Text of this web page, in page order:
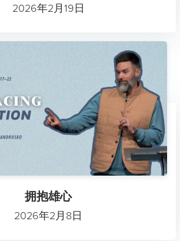
2026年2月19日
拥抱雄心
2026年2月8日